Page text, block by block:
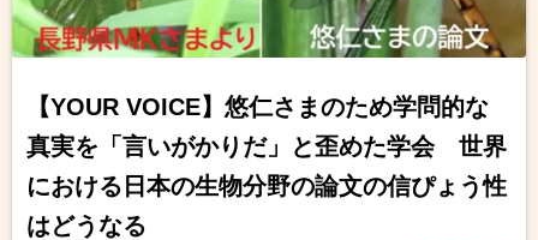
【YOUR VOICE】悠仁さまのため学問的な
真実を「言いがかりだ」と歪めた学会 世界
における日本の生物分野の論文の信ぴょう性
はどうなる